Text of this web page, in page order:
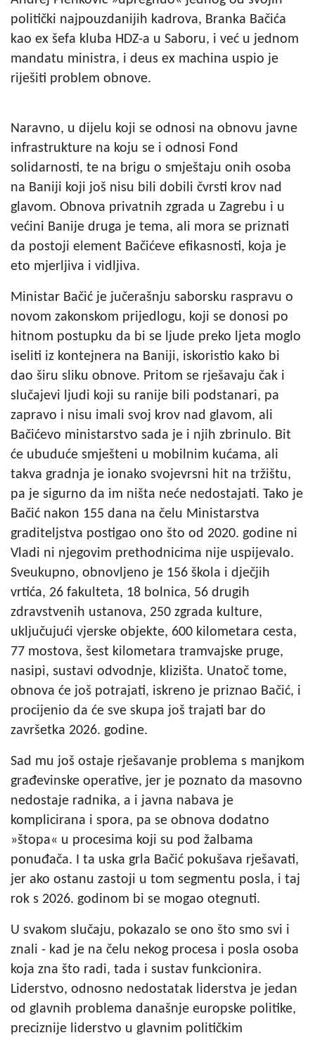
politički najpouzdanijih kadrova, Branka Bačića
kao ex šefa kluba HDZ-a u Saboru, i već u jednom
mandatu ministra, i deus ex machina uspio je
riješiti problem obnove.
Naravno, u dijelu koji se odnosi na obnovu javne
infrastrukture na koju se i odnosi Fond
solidarnosti, te na brigu o smještaju onih osoba
na Baniji koji još nisu bili dobili čvrsti krov nad
glavom. Obnova privatnih zgrada u Zagrebu i u
većini Banije druga je tema, ali mora se priznati
da postoji element Bačićeve efikasnosti, koja je
eto mjerljiva i vidljiva.
Ministar Bačić je jučerašnju saborsku raspravu o
novom zakonskom prijedlogu, koji se donosi po
hitnom postupku da bi se ljude preko ljeta moglo
iseliti iz kontejnera na Baniji, iskoristio kako bi
dao širu sliku obnove. Pritom se rješavaju čak i
slučajevi ljudi koji su ranije bili podstanari, pa
zapravo i nisu imali svoj krov nad glavom, ali
Bačićevo ministarstvo sada je i njih zbrinulo. Bit
će ubuduće smješteni u mobilnim kućama, ali
takva gradnja je ionako svojevrsni hit na tržištu,
pa je sigurno da im ništa neće nedostajati. Tako je
Bačić nakon 155 dana na čelu Ministarstva
graditeljstva postigao ono što od 2020. godine ni
Vladi ni njegovim prethodnicima nije uspijevalo.
Sveukupno, obnovljeno je 156 škola i dječjih
vrtića, 26 fakulteta, 18 bolnica, 56 drugih
zdravstvenih ustanova, 250 zgrada kulture,
uključujući vjerske objekte, 600 kilometara cesta,
77 mostova, šest kilometara tramvajske pruge,
nasipi, sustavi odvodnje, klizišta. Unatoč tome,
obnova će još potrajati, iskreno je priznao Bačić, i
procijenio da će sve skupa još trajati bar do
završetka 2026. godine.
Sad mu još ostaje rješavanje problema s manjkom
građevinske operative, jer je poznato da masovno
nedostaje radnika, a i javna nabava je
komplicirana i spora, pa se obnova dodatno
»štopa« u procesima koji su pod žalbama
ponuđača. I ta uska grla Bačić pokušava rješavati,
jer ako ostanu zastoji u tom segmentu posla, i taj
rok s 2026. godinom bi se mogao otegnuti.
U svakom slučaju, pokazalo se ono što smo svi i
znali - kad je na čelu nekog procesa i posla osoba
koja zna što radi, tada i sustav funkcionira.
Liderstvo, odnosno nedostatak liderstva je jedan
od glavnih problema današnje europske politike,
preciznije liderstvo u glavnim političkim